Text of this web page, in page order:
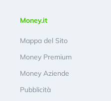
Money.it
Mappa del Sito
Money Premium
Money Aziende
Pubblicità